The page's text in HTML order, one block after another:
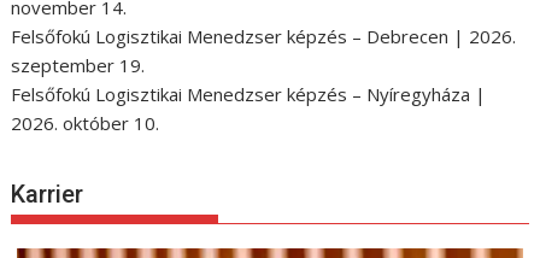
november 14.
Felsőfokú Logisztikai Menedzser képzés – Debrecen | 2026.
szeptember 19.
Felsőfokú Logisztikai Menedzser képzés – Nyíregyháza |
2026. október 10.
Karrier